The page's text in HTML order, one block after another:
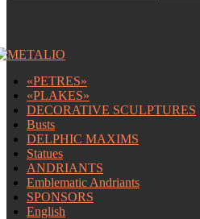
«PETRES»
«PLAKES»
DECORATIVE SCULPTURES
Busts
DELPHIC MAXIMS
Statues
ANDRIANTS
Emblematic Andriants
SPONSORS
English